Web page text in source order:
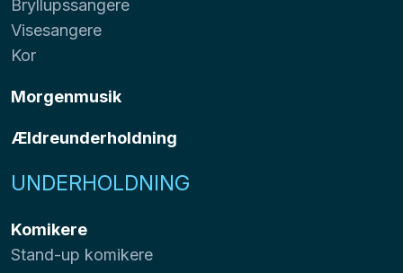
Bryllupssangere
Visesangere
Kor
Morgenmusik
Ældreunderholdning
UNDERHOLDNING
Komikere
Stand-up komikere